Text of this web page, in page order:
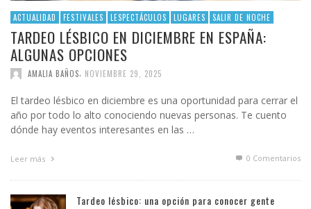
ACTUALIDAD FESTIVALES LESPECTÁCULOS LUGARES SALIR DE NOCHE
TARDEO LÉSBICO EN DICIEMBRE EN ESPAÑA:
ALGUNAS OPCIONES
AMALIA BAÑOS, NOVIEMBRE 29, 2025
El tardeo lésbico en diciembre es una oportunidad para cerrar el
año por todo lo alto conociendo nuevas personas. Te cuento
dónde hay eventos interesantes en las …
Leer más 0 Comentarios
Tardeo lésbico: una opción para conocer gente